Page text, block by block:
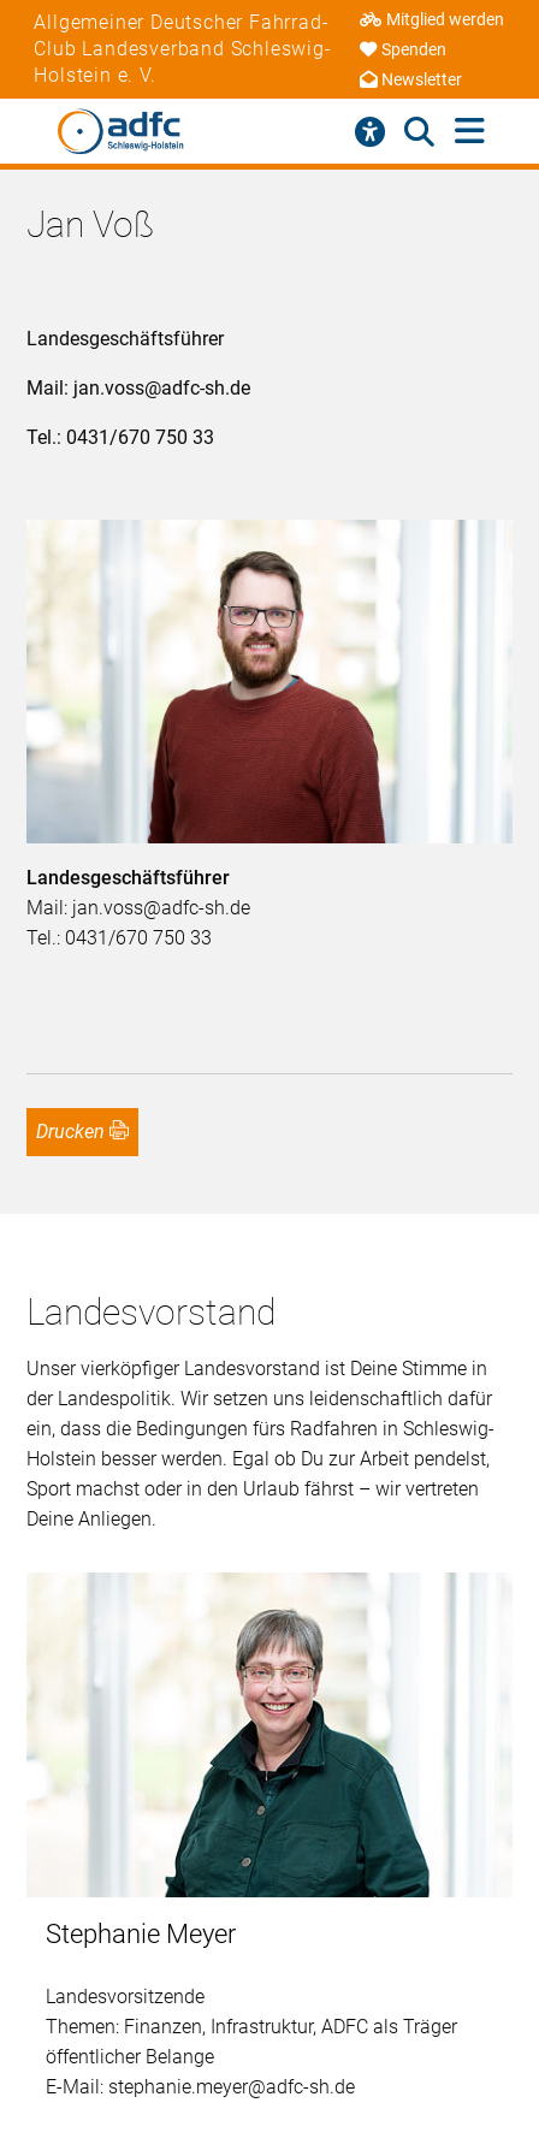
Allgemeiner Deutscher Fahrrad-
Club Landesverband Schleswig-
Holstein e. V.
Mitglied werden
Spenden
Newsletter
Jan Voß
Landesgeschäftsführer
Mail: jan.voss@adfc-sh.de
Tel.: 0431/670 750 33
Landesgeschäftsführer
Mail: jan.voss@adfc-sh.de
Tel.: 0431/670 750 33
Drucken
Landesvorstand
Unser vierköpfiger Landesvorstand ist Deine Stimme in
der Landespolitik. Wir setzen uns leidenschaftlich dafür
ein, dass die Bedingungen fürs Radfahren in Schleswig-
Holstein besser werden. Egal ob Du zur Arbeit pendelst,
Sport machst oder in den Urlaub fährst – wir vertreten
Deine Anliegen.
Stephanie Meyer
Landesvorsitzende
Themen: Finanzen, Infrastruktur, ADFC als Träger
öffentlicher Belange
E-Mail: stephanie.meyer@adfc-sh.de